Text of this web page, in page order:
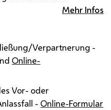
Mehr Infos
Verpartnerung -
Online-
Vor- oder
- Online-Formular